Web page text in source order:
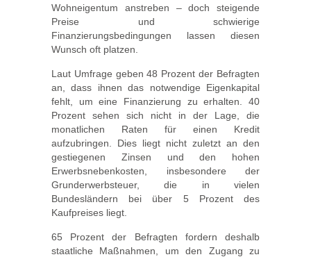
Wohneigentum anstreben – doch steigende
Preise und schwierige
Finanzierungsbedingungen lassen diesen
Wunsch oft platzen.
Laut Umfrage geben 48 Prozent der Befragten
an, dass ihnen das notwendige Eigenkapital
fehlt, um eine Finanzierung zu erhalten. 40
Prozent sehen sich nicht in der Lage, die
monatlichen Raten für einen Kredit
aufzubringen. Dies liegt nicht zuletzt an den
gestiegenen Zinsen und den hohen
Erwerbsnebenkosten, insbesondere der
Grunderwerbsteuer, die in vielen
Bundesländern bei über 5 Prozent des
Kaufpreises liegt.
65 Prozent der Befragten fordern deshalb
staatliche Maßnahmen, um den Zugang zu